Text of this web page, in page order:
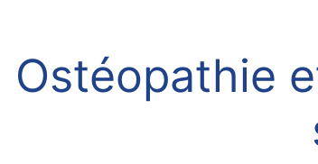
Ostéopathie